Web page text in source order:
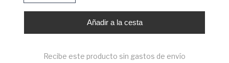
Añadir a la cesta
Recibe este producto sin gastos de envío